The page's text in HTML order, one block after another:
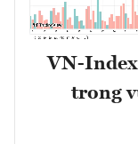
VN-
trong